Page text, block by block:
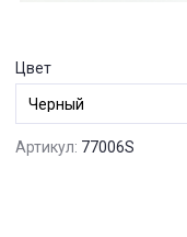
Цвет
Артикул: 77006S